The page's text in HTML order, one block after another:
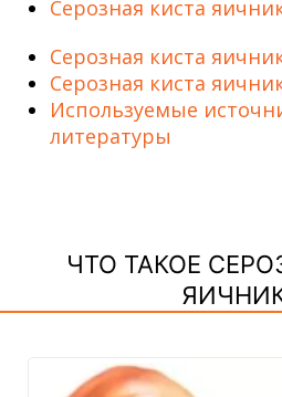
Серозная киста
Серозная киста
Серозная киста
Используемые
литературы
ЧТО ТАКОЕ